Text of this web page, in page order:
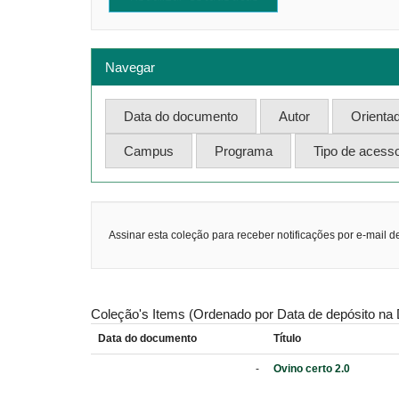
Navegar
Assinar esta coleção para receber notificações por e-mail
Coleção's Items (Ordenado por Data de depósito
Data do documento Título
- Ovino certo 2.0